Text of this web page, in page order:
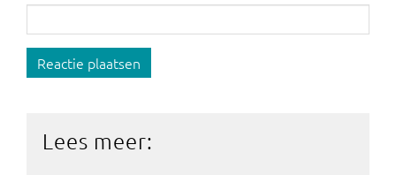
Reactie plaatsen
Lees meer: